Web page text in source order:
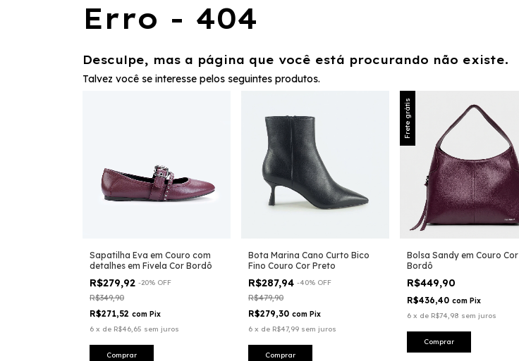
Erro - 404
Desculpe, mas a página que você está procurando não existe.
Talvez você se interesse pelos seguintes produtos.
Sapatilha Eva em Couro com
detalhes em Fivela Cor Bordô
R$279,92 -20% OFF
R$349,90
R$271,52 com Pix
6 x de R$46,65 sem juros
Comprar
Bota Marina Cano Curto Bico
Fino Couro Cor Preto
R$287,94 -40% OFF
R$479,90
R$279,30 com Pix
6 x de R$47,99 sem juros
Comprar
Frete grátis
Bolsa Sandy em Couro Cor
Bordô
R$449,90
R$436,40 com Pix
6 x de R$74,98 sem juros